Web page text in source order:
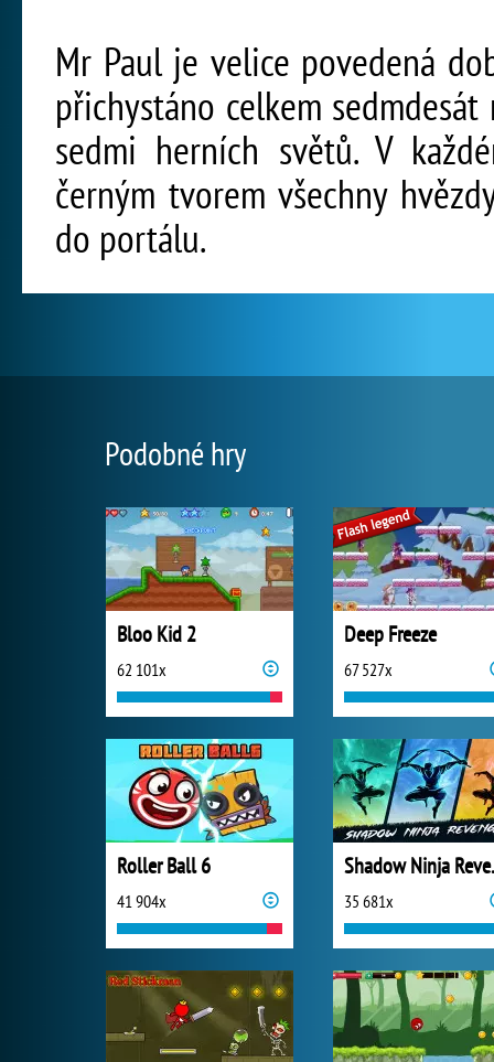
Mr Paul je velice povedená
přichystáno celkem
sedmi herních světů. V
černým tvorem všechny
do portálu.
Podobné hry
Bloo Kid 2
62 101x
Deep Freeze
67 527x
Roller Ball 6
41 904x 35 681x